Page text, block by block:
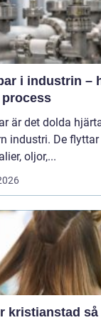
i industrin –
är det dolda
industri. De flyttar
oljor,...
så hittar